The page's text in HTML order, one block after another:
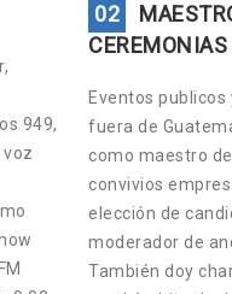
949,
voz
02
CEREMONIAS
Eventos
fuera de
como maestro
convivios
elección de
moderador de
También doy